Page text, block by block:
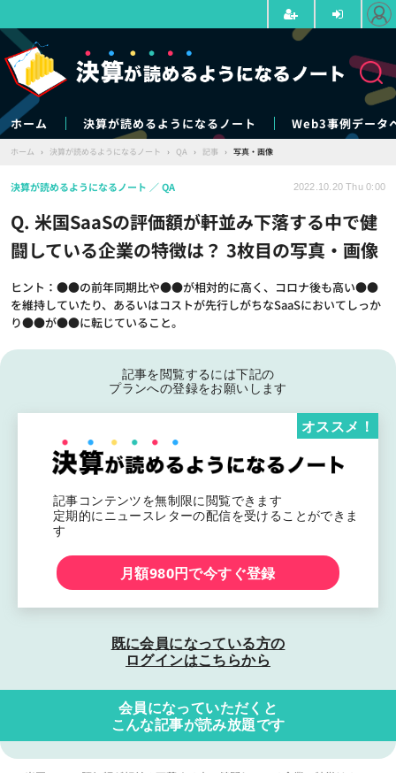
ホーム 決算が読めるようになるノート Web3事例データ
ホーム › 決算が読めるようになるノート › QA › 記事 › 写真・画像
Q. 米国SaaSの評価額が軒並み下落する中で健
闘している企業の特徴は？ 3枚目の写真・画像
ヒント：●●の前年同期比や●●が相対的に高く、コロナ後も高い●●
を維持していたり、あるいはコストが先行しがちなSaaSにおいてしっか
り●●が●●に転じていること。
決算が読めるようになるノート QA 2022.10.20 Thu 0:00
記事を閲覧するには下記の
プランへの登録をお願いします
記事コンテンツを無制限に閲覧できます
定期的にニュースレターの配信を受けることができま
す
オススメ！
月額980円で今すぐ登録
既に会員になっている方の
ログインはこちらから
会員になっていただくと
こんな記事が読み放題です